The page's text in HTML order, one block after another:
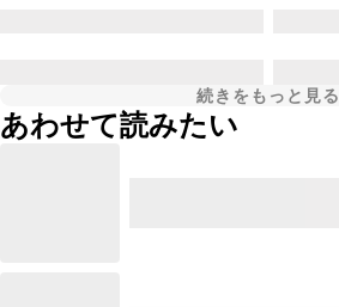
続きをもっと見る
あわせて読みたい